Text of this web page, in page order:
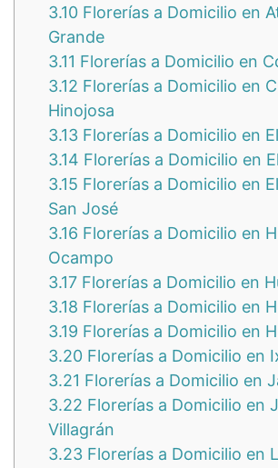
3.10 Florerías a Domicilio en
Grande
3.11 Florerías a Domicilio en
3.12 Florerías a Domicilio en
Hinojosa
3.13 Florerías a Domicilio en
3.14 Florerías a Domicilio en
3.15 Florerías a Domicilio en
San José
3.16 Florerías a Domicilio en
Ocampo
3.17 Florerías a Domicilio en
3.18 Florerías a Domicilio en
3.19 Florerías a Domicilio en
3.20 Florerías a Domicilio en
3.21 Florerías a Domicilio en
3.22 Florerías a Domicilio en
Villagrán
3.23 Florerías a Domicilio en